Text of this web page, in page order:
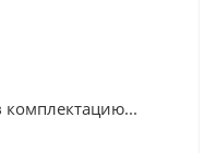
комплектацию...